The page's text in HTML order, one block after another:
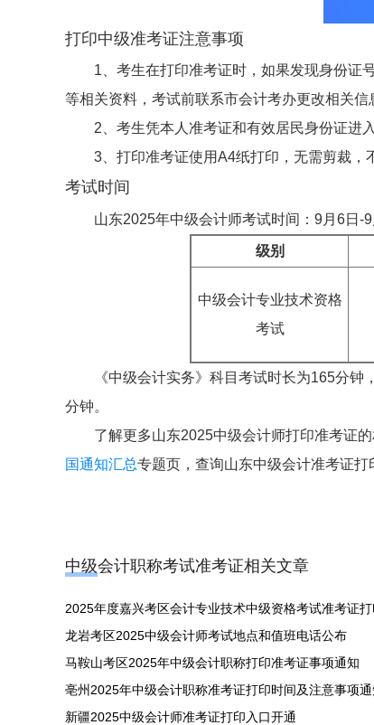
打印中级准考证注意事项
1、考生在打印准考证时，如果发现身份证
等相关资料，考试前联系市会计考办更改相关信
2、考生凭本人准考证和有效居民身份证进
3、打印准考证使用A4纸打印，无需剪裁，
考试时间
山东2025年中级会计师考试时间：9月6日-
级别
中级会计专业技术资格
考试
《中级会计实务》科目考试时长为165分
分钟。
了解更多山东2025中级会计师打印准考证
国通知汇总专题页，查询山东中级会计准考证打
中级会计职称考试准考证相关文章
2025年度嘉兴考区会计专业技术中级资格考试准考证
龙岩考区2025中级会计师考试地点和值班电话公布
马鞍山考区2025年中级会计职称打印准考证事项通知
亳州2025年中级会计职称准考证打印时间及注意事项通
新疆2025中级会计师准考证打印入口开通